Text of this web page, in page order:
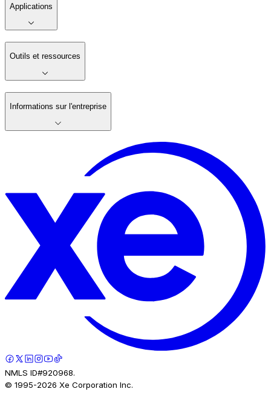
Applications
Outils et ressources
Informations sur l'entreprise
NMLS ID#920968.
© 1995-2026 Xe Corporation Inc.